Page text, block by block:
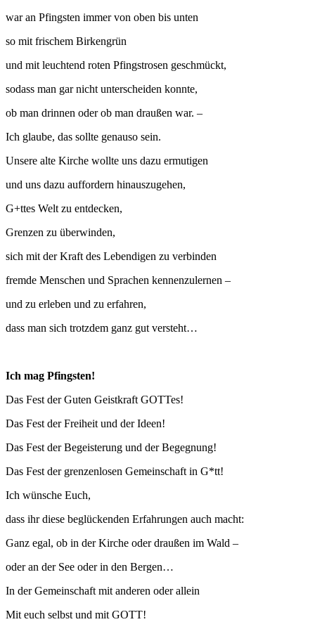
war an Pfingsten immer von oben bis unten
so mit frischem Birkengrün
und mit leuchtend roten Pfingstrosen geschmückt,
sodass man gar nicht unterscheiden konnte,
ob man drinnen oder ob man draußen war. –
Ich glaube, das sollte genauso sein.
Unsere alte Kirche wollte uns dazu ermutigen
und uns dazu auffordern hinauszugehen,
G+ttes Welt zu entdecken,
Grenzen zu überwinden,
sich mit der Kraft des Lebendigen zu verbinden
fremde Menschen und Sprachen kennenzulernen –
und zu erleben und zu erfahren,
dass man sich trotzdem ganz gut versteht…
Ich mag Pfingsten!
Das Fest der Guten Geistkraft GOTTes!
Das Fest der Freiheit und der Ideen!
Das Fest der Begeisterung und der Begegnung!
Das Fest der grenzenlosen Gemeinschaft in G*tt!
Ich wünsche Euch,
dass ihr diese beglückenden Erfahrungen auch macht:
Ganz egal, ob in der Kirche oder draußen im Wald –
oder an der See oder in den Bergen…
In der Gemeinschaft mit anderen oder allein
Mit euch selbst und mit GOTT!